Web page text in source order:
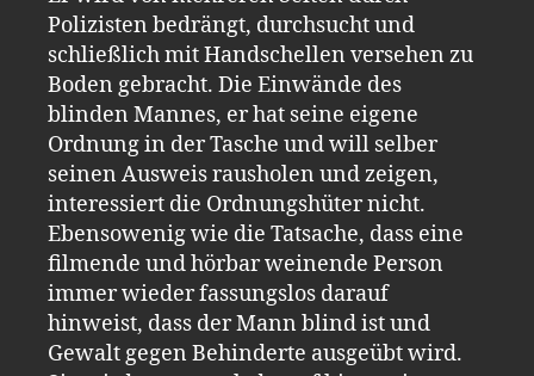
Polizisten bedrängt, durchsucht und
schließlich mit Handschellen versehen zu
Boden gebracht. Die Einwände des
blinden Mannes, er hat seine eigene
Ordnung in der Tasche und will selber
seinen Ausweis rausholen und zeigen,
interessiert die Ordnungshüter nicht.
Ebensowenig wie die Tatsache, dass eine
filmende und hörbar weinende Person
immer wieder fassungslos darauf
hinweist, dass der Mann blind ist und
Gewalt gegen Behinderte ausgeübt wird.